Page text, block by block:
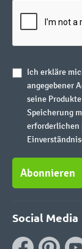
Ich erkläre
angegebener
seine
Speicherung
erforderlichen
Abonnieren
Social Media